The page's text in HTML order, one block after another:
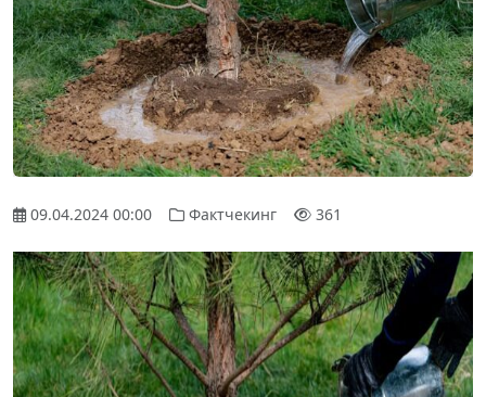
09.04.2024 00:00 Фактчекинг 361